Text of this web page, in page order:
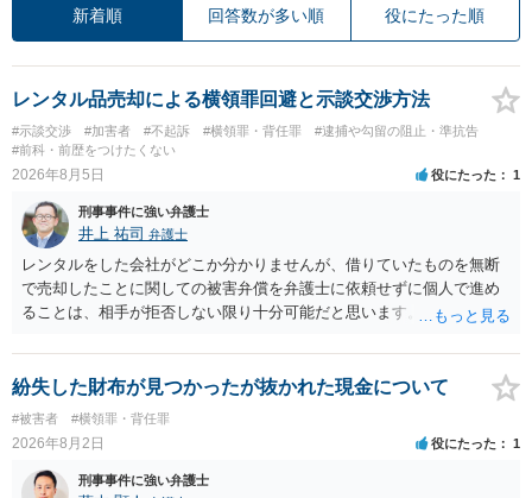
新着順 回答数が多い順 役にたった順
レンタル品売却による横領罪回避と示談交渉方法
#示談交渉 #加害者 #不起訴 #横領罪・背任罪
#逮捕や勾留の阻止・準抗告
#前科・前歴をつけたくない
2026年8月5日 役にたった 1
刑事事件に強い弁護士
井上 祐司 弁護士
レンタルをした会社がどこか分かりませんが、借りていたものを無断
で売却したことに関しての被害弁償を弁護士に依頼せずに個人で進め
ることは、相手が拒否しない限り十分可能だと思います。 見積を出し
か）、弁護士に法律相談において助言をもらえば足りるでしょう。
紛失した財布が見つかったが抜かれた現金について
#被害者 #横領罪・背任罪
2026年8月2日 役にたった 1
刑事事件に強い弁護士